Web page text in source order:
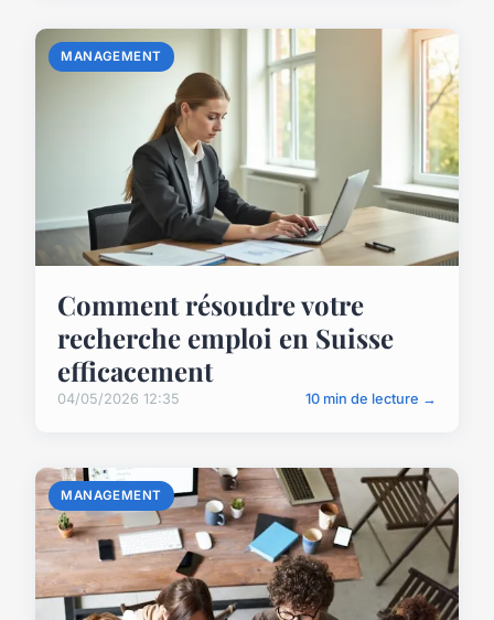
MANAGEMENT
Comment résoudre votre
recherche emploi en Suisse
efficacement
04/05/2026 12:35 10 min de lecture →
MANAGEMENT